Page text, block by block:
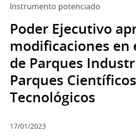
Instrumento potenciado
Poder Ejecutivo
modificaciones en
de Parques
Parques Científicos
Tecnológicos
17/01/2023